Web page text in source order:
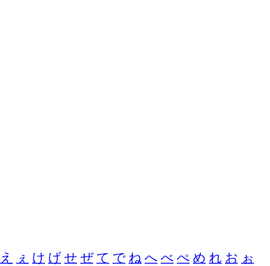
え ぇ け げ せ ぜ て で ね へ べ ぺ め れ お ぉ